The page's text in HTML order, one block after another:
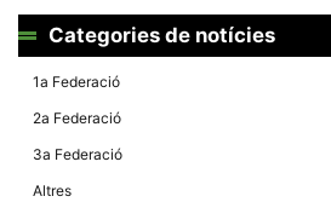
Categories de notícies
1a Federació
2a Federació
3a Federació
Altres
de